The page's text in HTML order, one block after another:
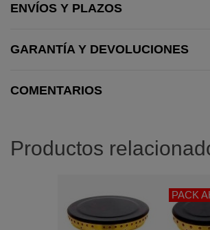
ENVÍOS Y PLAZOS
GARANTÍA Y DEVOLUCIONES
COMENTARIOS
Productos
PACK